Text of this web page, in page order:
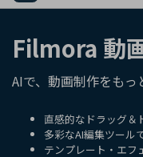
ユーティリティ
概要
ソリューション
サポート
AI機能
AIヒント
活用法
Filmoraのユーザー層
Filmora 動
AIで、動画制作をもっ
直感的なドラッグ＆
多彩なAI編集ツール
テンプレート・エフ